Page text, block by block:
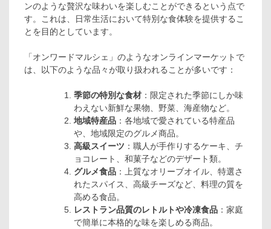
ンのような贅沢な味わいを楽しむことができるという点で
す。これは、日常生活において特別な食体験を提供するこ
とを目的としています。
「オンワードマルシェ」のようなオンラインマーケットで
は、以下のような品々が取り扱われることが多いです：
季節の特別な食材 ：限定された季節にしか味
わえない新鮮な果物、野菜、海産物など。
地域特産品 ：各地域で愛されている特産品
や、地域限定のグルメ商品。
高級スイーツ ：職人が手作りするケーキ、チ
ョコレート、和菓子などのデザート類。
グルメ食品 ：上質なオリーブオイル、特選さ
れたスパイス、高級チーズなど、料理の質を
高める食品。
レストラン品質のレトルトや冷凍食品 ：家庭
で簡単に本格的な味を楽しめる商品。